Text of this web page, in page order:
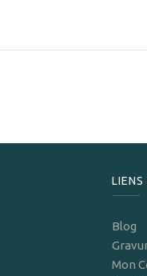
LIENS
Blog
Mon